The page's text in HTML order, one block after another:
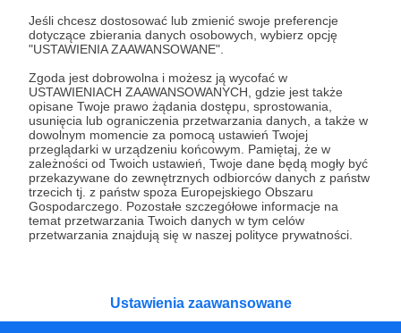
Jeśli chcesz dostosować lub zmienić swoje preferencje
dotyczące zbierania danych osobowych, wybierz opcję
"USTAWIENIA ZAAWANSOWANE".
Zgoda jest dobrowolna i możesz ją wycofać w
USTAWIENIACH ZAAWANSOWANYCH, gdzie jest także
opisane Twoje prawo żądania dostępu, sprostowania,
usunięcia lub ograniczenia przetwarzania danych, a także w
dowolnym momencie za pomocą ustawień Twojej
przeglądarki w urządzeniu końcowym. Pamiętaj, że w
zależności od Twoich ustawień, Twoje dane będą mogły być
przekazywane do zewnętrznych odbiorców danych z państw
trzecich tj. z państw spoza Europejskiego Obszaru
Gospodarczego. Pozostałe szczegółowe informacje na
temat przetwarzania Twoich danych w tym celów
przetwarzania znajdują się w naszej polityce prywatności.
Ustawienia zaawansowane
Miesięczne wsparcie:0 zł
Łączne wsparcie: 1067 zł
Kategorie
O Patronite
Dodatkowe produkty
Pomoc